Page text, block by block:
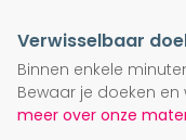
Verwisselbaar
Binnen enkele
Bewaar je doeken
meer over onze